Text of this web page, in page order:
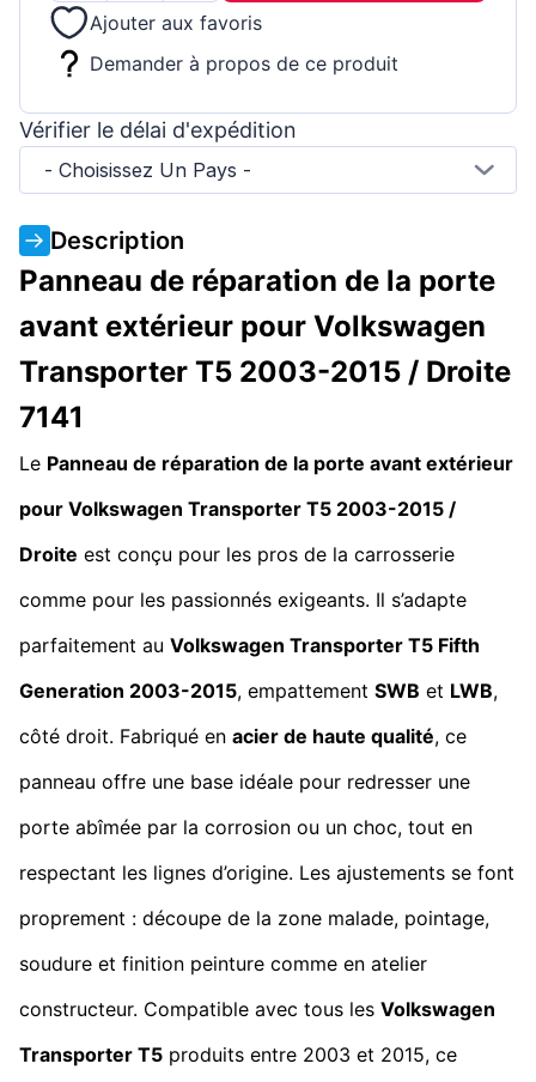
Ajouter aux favoris
Demander à propos de ce produit
Vérifier le délai d'expédition
- Choisissez Un Pays -
Description
Panneau de réparation de la porte
avant extérieur pour Volkswagen
Transporter T5 2003-2015 / Droite
7141
Le Panneau de réparation de la porte avant extérieur
pour Volkswagen Transporter T5 2003-2015 /
Droite est conçu pour les pros de la carrosserie
comme pour les passionnés exigeants. Il s’adapte
parfaitement au Volkswagen Transporter T5 Fifth
Generation 2003-2015, empattement SWB et LWB,
côté droit. Fabriqué en acier de haute qualité, ce
panneau offre une base idéale pour redresser une
porte abîmée par la corrosion ou un choc, tout en
respectant les lignes d’origine. Les ajustements se font
proprement : découpe de la zone malade, pointage,
soudure et finition peinture comme en atelier
constructeur. Compatible avec tous les Volkswagen
Transporter T5 produits entre 2003 et 2015, ce